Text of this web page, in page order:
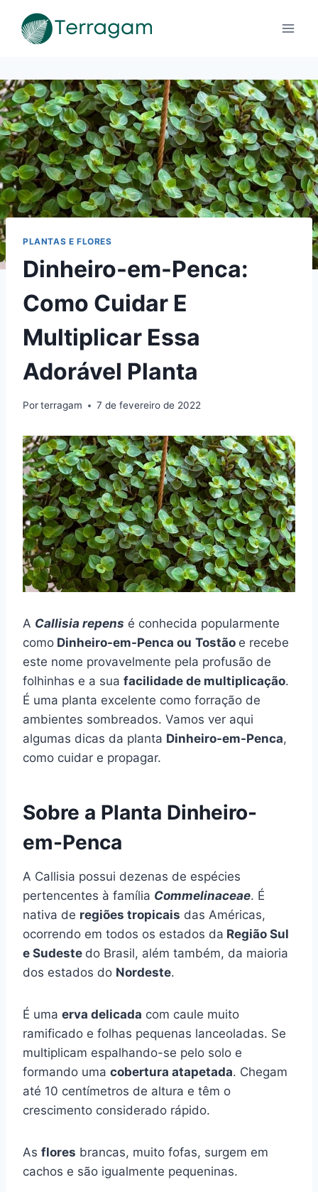
para
PLANTAS E FLORES
Dinheiro-em-Penca:
Como Cuidar E
Multiplicar Essa
Adorável Planta
Porterragam 7 de fevereiro de 2022
A Callisia repens é conhecida popularmente
como Dinheiro-em-Penca ou Tostão e recebe
este nome provavelmente pela profusão de
folhinhas e a sua facilidade de multiplicação.
É uma planta excelente como forração de
ambientes sombreados. Vamos ver aqui
algumas dicas da planta Dinheiro-em-Penca,
como cuidar e propagar.
Sobre a Planta Dinheiro-
em-Penca
A Callisia possui dezenas de espécies
pertencentes à família Commelinaceae. É
nativa de regiões tropicais das Américas,
ocorrendo em todos os estados da Região Sul
e Sudeste do Brasil, além também, da maioria
dos estados do Nordeste.
É uma erva delicada com caule muito
ramificado e folhas pequenas lanceoladas. Se
multiplicam espalhando-se pelo solo e
formando uma cobertura atapetada. Chegam
até 10 centímetros de altura e têm o
crescimento considerado rápido.
As flores brancas, muito fofas, surgem em
cachos e são igualmente pequeninas.